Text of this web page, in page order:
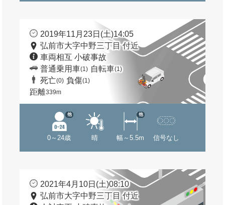
2019年11月23日(土)14:05
弘前市大字中野三丁目 付近
車両相互 小破事故
普通乗用車(1) 自転車(1)
死亡(0) 負傷(1)
距離339m
0～24歳
他
晴 幅～5.5m
他
信号なし
2021年4月10日(土)08:10
弘前市大字中野三丁目 付近